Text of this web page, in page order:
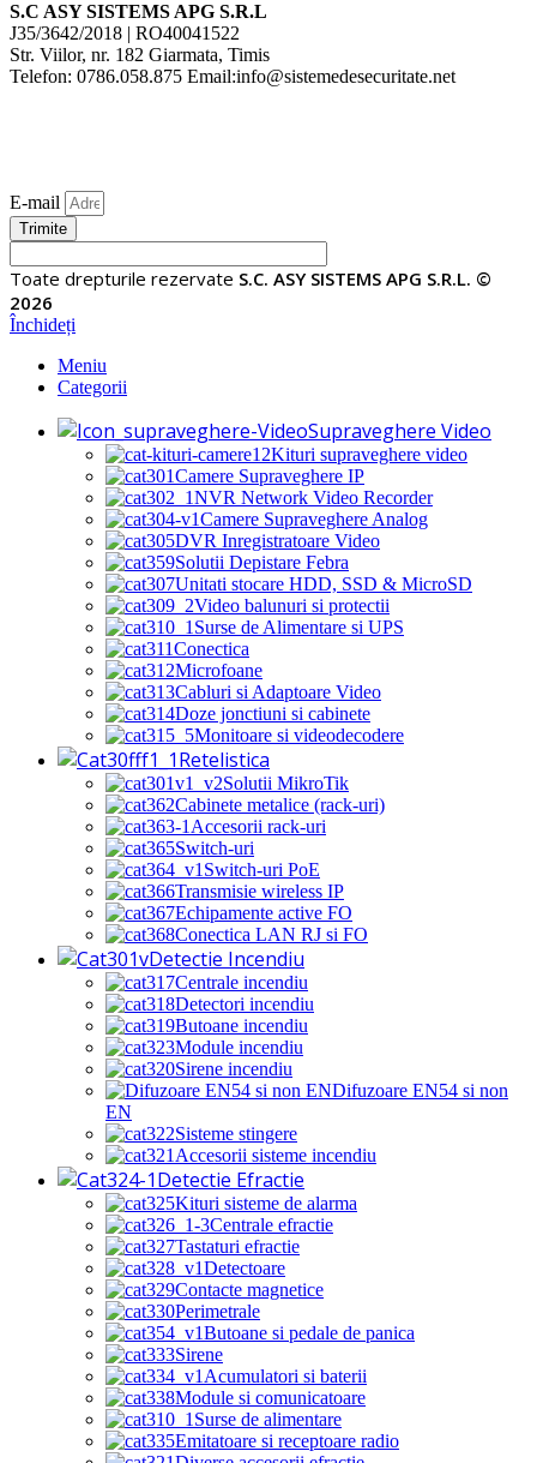
S.C ASY SISTEMS APG S.R.L
J35/3642/2018 | RO40041522
Str. Viilor, nr. 182 Giarmata, Timis
Telefon: 0786.058.875 Email:info@sistemedesecuritate.net
E-mail
Trimite
Toate drepturile rezervate S.C. ASY SISTEMS APG S.R.L. ©
2026
Închideți
Meniu
Categorii
Supraveghere Video
Kituri supraveghere video
Camere Supraveghere IP
NVR Network Video Recorder
Camere Supraveghere Analog
DVR Inregistratoare Video
Solutii Depistare Febra
Unitati stocare HDD, SSD & MicroSD
Video balunuri si protectii
Surse de Alimentare si UPS
Conectica
Microfoane
Cabluri si Adaptoare Video
Doze jonctiuni si cabinete
Monitoare si videodecodere
Retelistica
Solutii MikroTik
Cabinete metalice (rack-uri)
Accesorii rack-uri
Switch-uri
Switch-uri PoE
Transmisie wireless IP
Echipamente active FO
Conectica LAN RJ si FO
Detectie Incendiu
Centrale incendiu
Detectori incendiu
Butoane incendiu
Module incendiu
Sirene incendiu
Difuzoare EN54 si non
EN
Sisteme stingere
Accesorii sisteme incendiu
Detectie Efractie
Kituri sisteme de alarma
Centrale efractie
Tastaturi efractie
Detectoare
Contacte magnetice
Perimetrale
Butoane si pedale de panica
Sirene
Acumulatori si baterii
Module si comunicatoare
Surse de alimentare
Emitatoare si receptoare radio